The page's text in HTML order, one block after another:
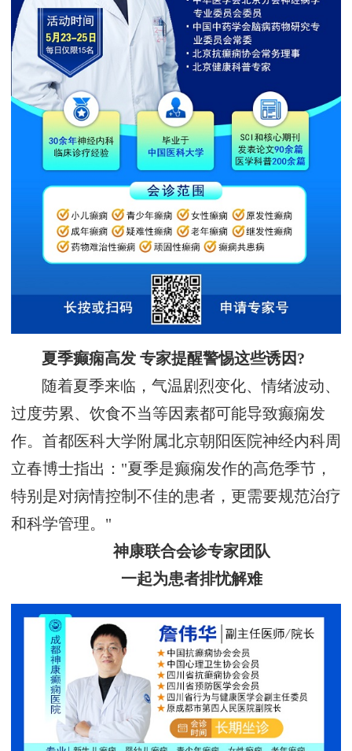
夏季癫痫高发 专家提醒警惕这些诱因?
随着夏季来临，气温剧烈变化、情绪波动、
过度劳累、饮食不当等因素都可能导致癫痫发
作。首都医科大学附属北京朝阳医院神经内科周
立春博士指出："夏季是癫痫发作的高危季节，
特别是对病情控制不佳的患者，更需要规范治疗
和科学管理。"
神康联合会诊专家团队
一起为患者排忧解难